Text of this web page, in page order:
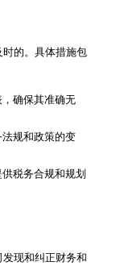
的。具体措施包
确保其准确无
规和政策的变
税务合规和规划
现和纠正财务和